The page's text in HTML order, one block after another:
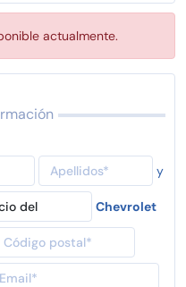
actualmente.
y
Chevrolet